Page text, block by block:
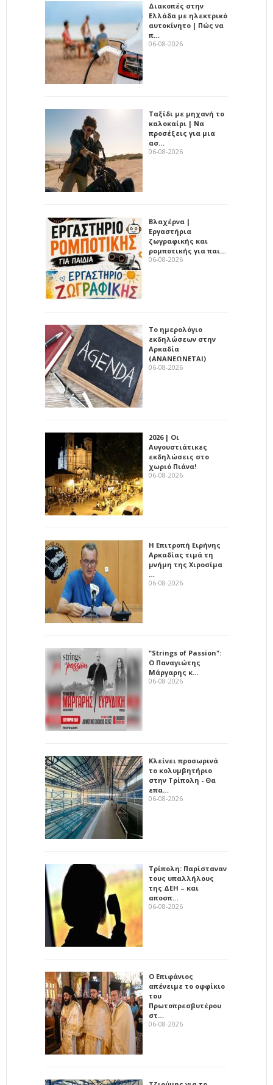
Διακοπές στην
Ελλάδα με ηλεκτρικό
αυτοκίνητο | Πώς να
π…
06-08-2026
Ταξίδι με μηχανή το
καλοκαίρι | Να
προσέξεις για μια
ασ…
06-08-2026
Βλαχέρνα |
Εργαστήρια
ζωγραφικής και
ρομποτικής για παι…
06-08-2026
Το ημερολόγιο
εκδηλώσεων στην
Αρκαδία
(ΑΝΑΝΕΩΝΕΤΑΙ)
06-08-2026
2026 | Οι
Αυγουστιάτικες
εκδηλώσεις στο
χωριό Πιάνα!
06-08-2026
Η Επιτροπή Ειρήνης
Αρκαδίας τιμά τη
μνήμη της Χιροσίμα
…
06-08-2026
"Strings of Passion":
Ο Παναγιώτης
Μάργαρης κ…
06-08-2026
Κλείνει προσωρινά
το κολυμβητήριο
στην Τρίπολη - Θα
επα…
06-08-2026
Τρίπολη: Παρίσταναν
τους υπαλλήλους
της ΔΕΗ – και
αποσπ…
06-08-2026
Ο Επιφάνιος
απένειμε το οφφίκιο
του
Πρωτοπρεσβυτέρου
στ…
06-08-2026